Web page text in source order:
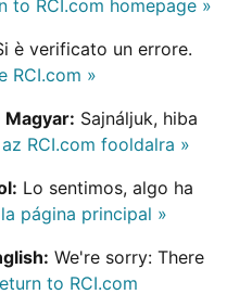
to RCI.com homepage »
è verificato un errore.
RCI.com »
Sajnáljuk, hiba
RCI.com fooldalra »
Lo sentimos, algo ha
página principal »
We're sorry: There
to RCI.com